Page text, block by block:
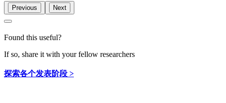
Previous Next
Found this useful?
If so, share it with your fellow researchers
探索各个发表阶段 >